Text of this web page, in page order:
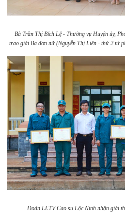
Bà Trần Thị Bích Lệ - Thường vụ Huyện ủy,
trao giải Ba đơn nữ (Nguyễn Thị Liên - thứ 2 từ
Đoàn LLTV Cao su Lộc Ninh nhận giải